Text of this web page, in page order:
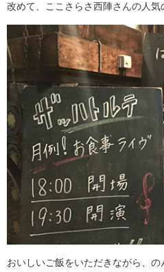
改めて、ここさらさ西陣さんの人気
おいしいご飯をいただきながら、